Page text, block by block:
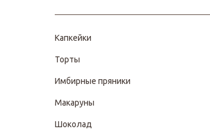
Капкейки
Торты
Имбирные пряники
Макаруны
Шоколад